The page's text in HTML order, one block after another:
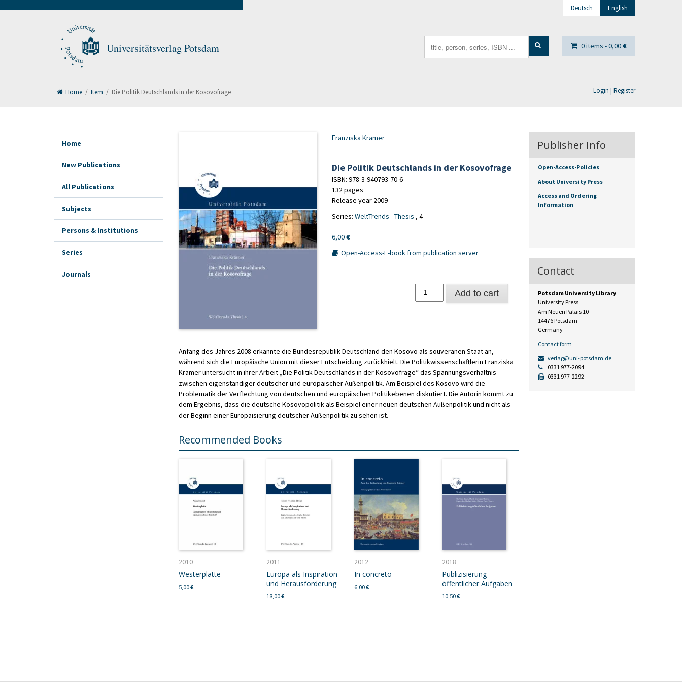
Universitätsverlag Potsdam
Deutsch English
0 items -0,00€
Login | Register
for:
Home / Item / Die Politik Deutschlands in der Kosovofrage
Franziska Krämer
Die Politik Deutschlands in der Kosovofrage
ISBN: 978-3-940793-70-6
132 pages
Release year 2009
Series: WeltTrends - Thesis , 4
6,00€
Open-Access-E-book from publication server
quantity
Add to cart
Anfang des Jahres 2008 erkannte die Bundesrepublik Deutschland den Kosovo als souveränen Staat an,
während sich die Europäische Union mit dieser Entscheidung zurückhielt. Die Politikwissenschaftlerin Franziska
Krämer untersucht in ihrer Arbeit „Die Politik Deutschlands in der Kosovofrage“ das Spannungsverhältnis
zwischen eigenständiger deutscher und europäischer Außenpolitik. Am Beispiel des Kosovo wird die
Problematik der Verflechtung von deutschen und europäischen Politikebenen diskutiert. Die Autorin kommt zu
dem Ergebnis, dass die deutsche Kosovopolitik als Beispiel einer neuen deutschen Außenpolitik und nicht als
der Beginn einer Europäisierung deutscher Außenpolitik zu sehen ist.
Recommended Books
2010
Westerplatte
5,00€
2011
Europa als Inspiration
und Herausforderung
18,00€
2012
In concreto
6,00€
2018
Publizisierung
öffentlicher Aufgaben
10,50€
Home
New Publications
All Publications
Subjects
Persons & Institutions
Series
Journals
Publisher Info
Open-Access-Policies
About University Press
Access and Ordering
Information
Contact
Potsdam University Library
University Press
Am Neuen Palais 10
14476 Potsdam
Germany
Contact form
verlag@uni-potsdam.de
0331 977-2094
0331 977-2292